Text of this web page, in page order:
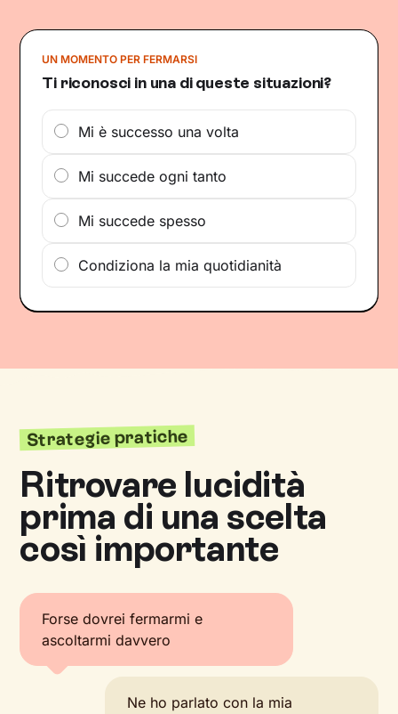
UN MOMENTO PER FERMARSI
Ti riconosci in una di queste situazioni?
Mi è successo una volta
Mi succede ogni tanto
Mi succede spesso
Condiziona la mia quotidianità
Strategie pratiche
Ritrovare lucidità
prima di una scelta
così importante
Forse dovrei fermarmi e
ascoltarmi davvero
Ne ho parlato con la mia